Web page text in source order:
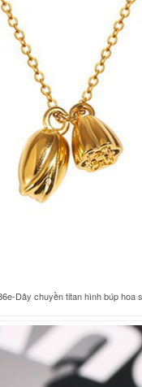
Dây chuyền titan hình búp hoa